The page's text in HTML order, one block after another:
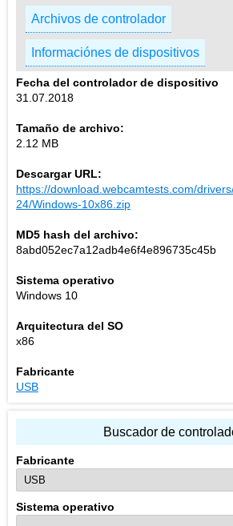
Archivos de controlador
Informaciónes de dispositivos
Fecha del controlador de dispositivo
31.07.2018
Tamaño de archivo:
2.12 MB
Descargar URL:
https://download.webcamtests.com/
24/Windows-10x86.zip
MD5 hash del archivo:
8abd052ec7a12adb4e6f4e896735c45b
Sistema operativo
Windows 10
Arquitectura del SO
x86
Fabricante
USB
Buscador de
Fabricante
Sistema operativo